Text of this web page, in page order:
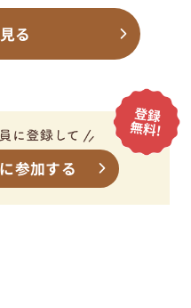
る
参加する